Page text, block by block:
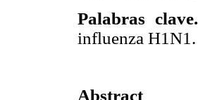
Palabras clave.
influenza H1N1.
Abstract